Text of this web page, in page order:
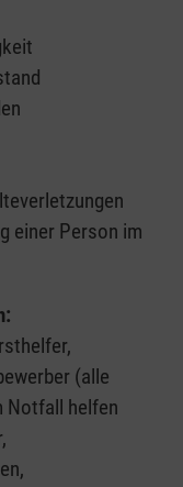
einer Person im
(alle
Notfall helfen